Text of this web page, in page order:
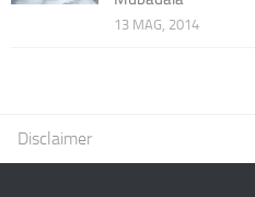
13 MAG, 2014
Disclaimer